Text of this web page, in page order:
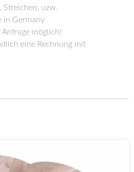
Streichen, uzw.
in Germany
Anfrage möglich!
eine Rechnung mit